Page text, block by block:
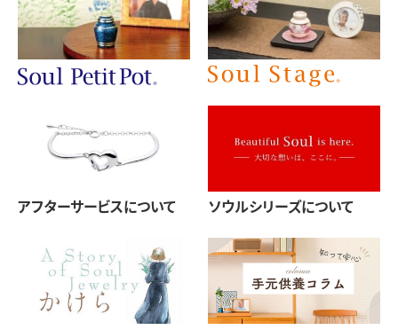
アフターサービスについて ソウルシリーズについて